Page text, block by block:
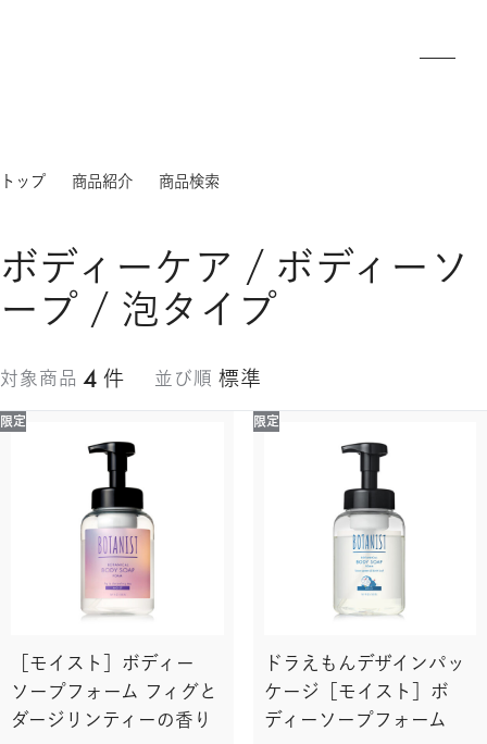
トップ 商品紹介 商品検索
ボディーケア / ボディーソ
ープ / 泡タイプ
対象商品 4 件 並び順 標準
限定
［モイスト］ボディー
ソープフォーム フィグと
ダージリンティーの香り
限定
ドラえもんデザインパッ
ケージ［モイスト］ボ
ディーソープフォーム